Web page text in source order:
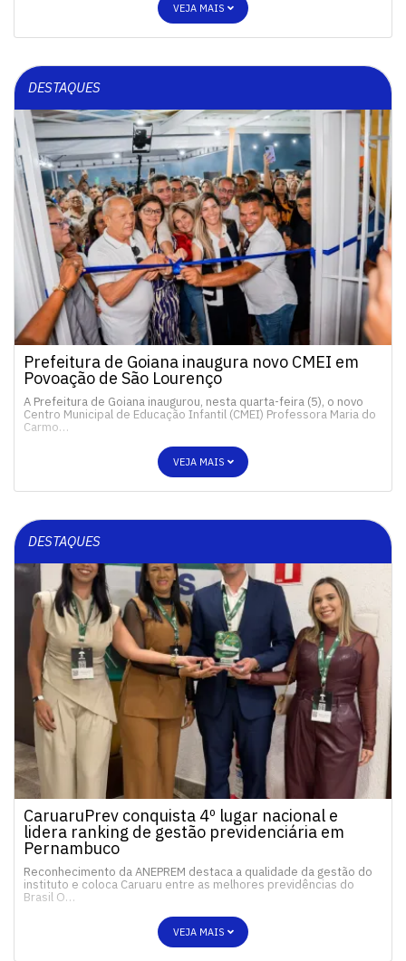
VEJA MAIS
DESTAQUES
Prefeitura de Goiana inaugura novo CMEI em
Povoação de São Lourenço
A Prefeitura de Goiana inaugurou, nesta quarta-feira (5), o novo
Centro Municipal de Educação Infantil (CMEI) Professora Maria do
Carmo…
VEJA MAIS
DESTAQUES
CaruaruPrev conquista 4º lugar nacional e
lidera ranking de gestão previdenciária em
Pernambuco
Reconhecimento da ANEPREM destaca a qualidade da gestão do
instituto e coloca Caruaru entre as melhores previdências do
Brasil O…
VEJA MAIS